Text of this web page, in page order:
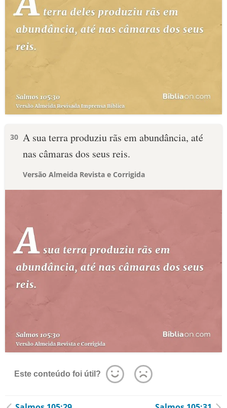
30 A sua terra produziu rãs em abundância, até
nas câmaras dos seus reis.
Versão Almeida Revista e Corrigida
Este conteúdo foi útil?